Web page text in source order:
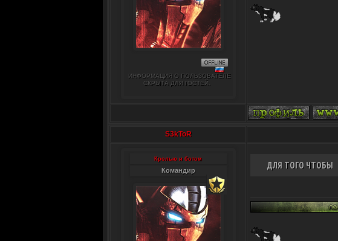
ИНФОРМАЦИЯ О ПОЛЬЗОВАТЕЛЕ
СКРЫТА ДЛЯ ГОСТЕЙ.
S3kToR
Кролью и ботом
Командир ДЛЯ ТОГО ЧТОБЫ